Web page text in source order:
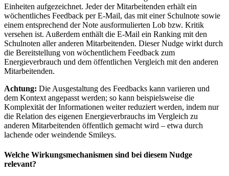
Einheiten aufgezeichnet. Jeder der Mitarbeitenden erhält ein
wöchentliches Feedback per E-Mail, das mit einer Schulnote sowie
einem entsprechend der Note ausformulierten Lob bzw. Kritik
versehen ist. Außerdem enthält die E-Mail ein Ranking mit den
Schulnoten aller anderen Mitarbeitenden. Dieser Nudge wirkt durch
die Bereitstellung von wöchentlichem Feedback zum
Energieverbrauch und dem öffentlichen Vergleich mit den anderen
Mitarbeitenden.
Achtung: Die Ausgestaltung des Feedbacks kann variieren und
dem Kontext angepasst werden; so kann beispielsweise die
Komplexität der Informationen weiter reduziert werden, indem nur
die Relation des eigenen Energieverbrauchs im Vergleich zu
anderen Mitarbeitenden öffentlich gemacht wird – etwa durch
lachende oder weindende Smileys.
Welche Wirkungsmechanismen sind bei diesem Nudge
relevant?